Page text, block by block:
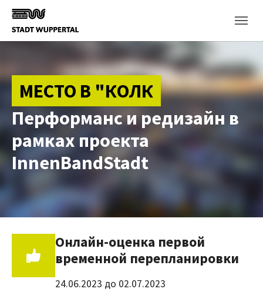
Skip to main content
МЕСТО В "КОЛК
Перформанс и редизайн в
рамках проекта
InnenBandStadt
Онлайн-оценка первой
временной перепланировки
24.06.2023 до 02.07.2023